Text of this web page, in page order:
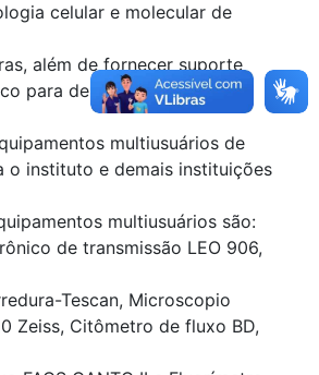
celular e molecular de
além de fornecer suporte
para demais grupos de
multiusuários de
o instituto e demais instituições
multiusuários são:
de transmissão LEO 906,
Tescan, Microscopio
Zeiss, Citômetro de fluxo BD,